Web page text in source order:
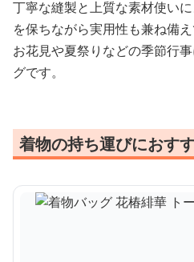
丁寧な縫製と上質な素材使い
を保ちながら実用性も兼ね備え
お花見や夏祭りなどの季節行
グです。
着物の持ち運びにおす